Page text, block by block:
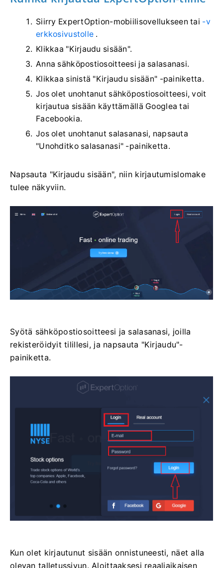
Siirry ExpertOption-mobiilisovellukseen tai -v
erkkosivustolle .
Klikkaa "Kirjaudu sisään".
Anna sähköpostiosoitteesi ja salasanasi.
Klikkaa sinistä "Kirjaudu sisään" -painiketta.
Jos olet unohtanut sähköpostiosoitteesi, voit
kirjautua sisään käyttämällä Googlea tai
Facebookia.
Jos olet unohtanut salasanasi, napsauta
"Unohditko salasanasi" -painiketta.
Napsauta "Kirjaudu sisään", niin kirjautumislomake
tulee näkyviin.
Syötä sähköpostiosoitteesi ja salasanasi, joilla
rekisteröidyit tilillesi, ja napsauta "Kirjaudu"-
painiketta.
Kun olet kirjautunut sisään onnistuneesti, näet alla
olevan talletussivun. Aloittaaksesi reaaliaikaisen